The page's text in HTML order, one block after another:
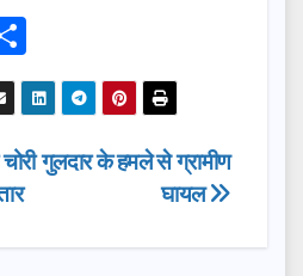
h
ar
eगुलदार के हमले से ग्रामीण
घायल